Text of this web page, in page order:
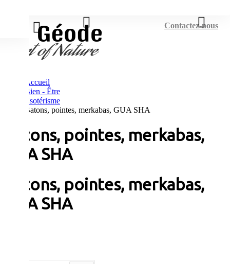
Contactez-nous
Accueil
Bien - Être
Esotérisme
Batons, pointes, merkabas, GUA SHA
Batons, pointes, merkabas,
GUA SHA
Batons, pointes, merkabas,
GUA SHA